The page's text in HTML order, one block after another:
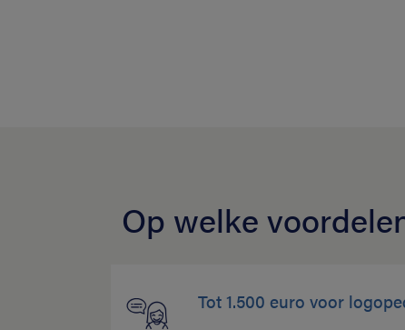
Op welke
Tot 1.500 euro voor